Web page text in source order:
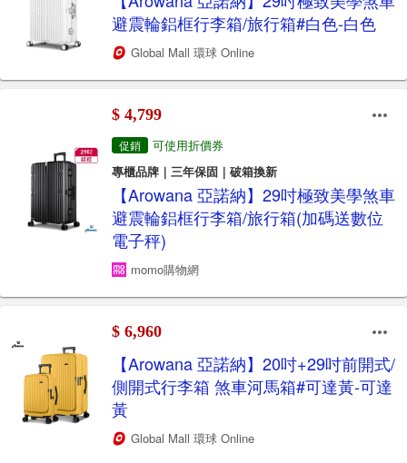
避震輪鋁框行李箱/旅行箱#白色-白色
Global Mall 環球 Online
$ 4,799
促銷
可使用折價券
專櫃品牌｜三年保固｜破箱換新
【Arowana 亞諾納】29吋極致美學煞車
避震輪鋁框行李箱/旅行箱(加碼送數位
電子秤)
momo購物網
$ 6,960
【Arowana 亞諾納】20吋+29吋前開式/
側開式行李箱 煞車河馬箱#可達黃-可達
黃
Global Mall 環球 Online